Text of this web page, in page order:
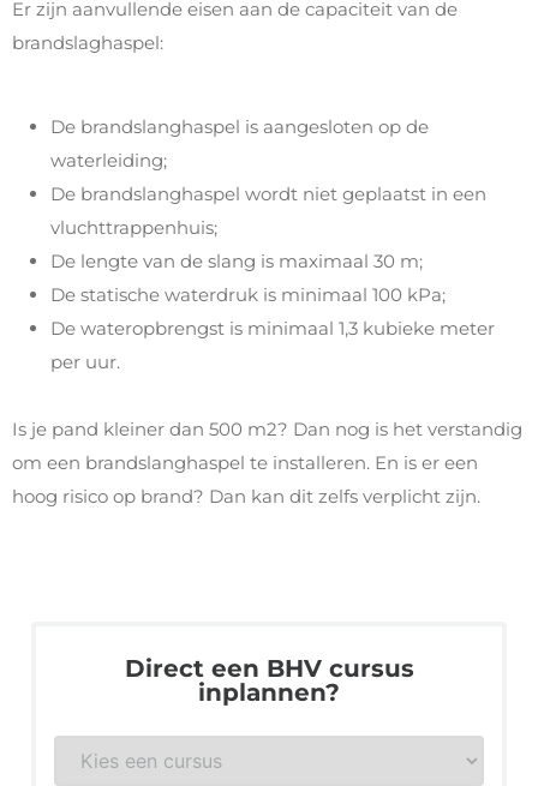
Er zijn aanvullende eisen aan de capaciteit van de
brandslaghaspel:
De brandslanghaspel is aangesloten op de
waterleiding;
De brandslanghaspel wordt niet geplaatst in een
vluchttrappenhuis;
De lengte van de slang is maximaal 30 m;
De statische waterdruk is minimaal 100 kPa;
De wateropbrengst is minimaal 1,3 kubieke meter
per uur.
Is je pand kleiner dan 500 m2? Dan nog is het verstandig
om een brandslanghaspel te installeren. En is er een
hoog risico op brand? Dan kan dit zelfs verplicht zijn.
Direct een BHV cursus
inplannen?